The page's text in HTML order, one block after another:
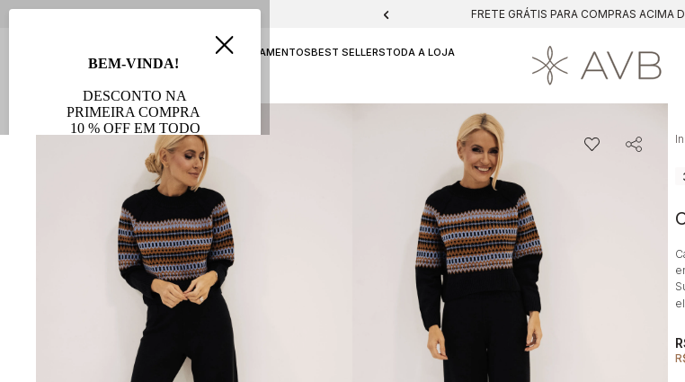
FRETE GRÁTIS PARA COMPRAS ACIMA
ATEMPORALLANÇAMENTOSBEST SELLERSTODA A LOJA